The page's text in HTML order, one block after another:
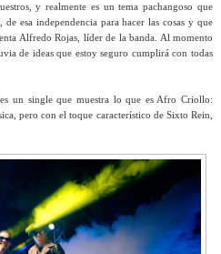
y realmente es un tema pachangoso que
esa independencia para hacer las cosas y que
Alfredo Rojas, líder de la banda. Al momento
de ideas que estoy seguro cumplirá con todas
un single que muestra lo que es Afro Criollo:
pero con el toque característico de Sixto Rein,